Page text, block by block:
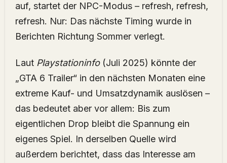
auf, startet der NPC-Modus – refresh, refresh,
refresh. Nur: Das nächste Timing wurde in
Berichten Richtung Sommer verlegt.
Laut Playstationinfo(Juli 2025) könnte der
„GTA 6 Trailer“ in den nächsten Monaten eine
extreme Kauf- und Umsatzdynamik auslösen –
das bedeutet aber vor allem: Bis zum
eigentlichen Drop bleibt die Spannung ein
eigenes Spiel. In derselben Quelle wird
außerdem berichtet, dass das Interesse am